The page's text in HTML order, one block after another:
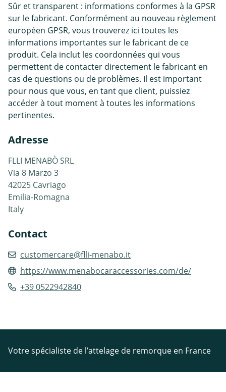
Sûr et transparent : informations conformes à la GPSR
sur le fabricant. Conformément au nouveau règlement
européen GPSR, vous trouverez ici toutes les
informations importantes sur le fabricant de ce
produit. Cela inclut les coordonnées qui vous
permettent de contacter directement le fabricant en
cas de questions ou de problèmes. Il est important
pour nous que vous, en tant que client, puissiez
accéder à tout moment à toutes les informations
pertinentes.
Adresse
FLLI MENABÒ SRL
Via 8 Marzo 3
42025 Cavriago
Emilia-Romagna
Italy
Contact
customercare@flli-menabo.it
https://www.menabocaraccessories.com/de/
+39 0522942840
Votre spécialiste de l’attelage de remorque en France